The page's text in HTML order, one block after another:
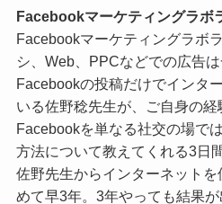
Facebookマーケティングラボ
Facebookマーケティングラボ
シ、Web、PPCなどでの広告
Facebookの投稿だけでインタ
いる佐野稔先生が、ご自身の
Facebookを単なる社交の場で
方法について教えてくれる3日
佐野先生からインターネット
めて早3年。3年やっても結果